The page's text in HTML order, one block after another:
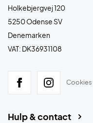
Holkebjergvej 120
5250 Odense SV
Denemarken
VAT: DK36931108
Cookies
Hulp & contact